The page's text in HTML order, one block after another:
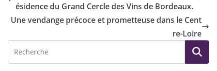
ésidence du Grand Cercle des Vins de Bordeaux.
Une vendange précoce et prometteuse dans le Cent
re-Loire